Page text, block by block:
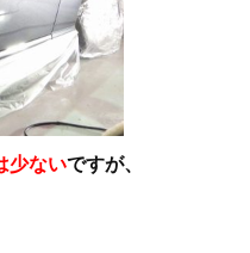
少ないですが、